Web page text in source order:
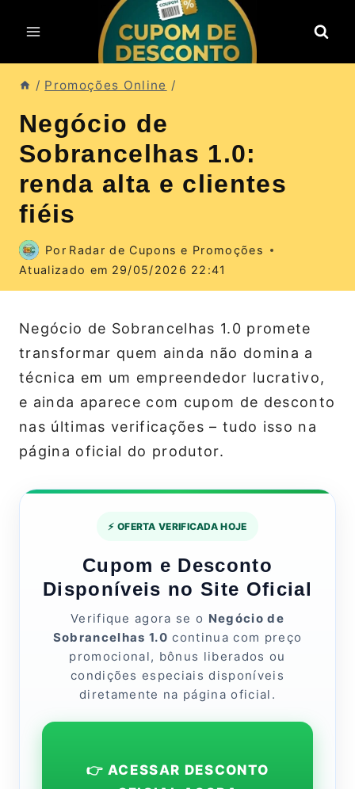
para
o
Conteúdo
/ Promoções Online /
Negócio de
Sobrancelhas 1.0:
renda alta e clientes
fiéis
Por Radar de Cupons e Promoções
Atualizado em 29/05/2026 22:41
Negócio de Sobrancelhas 1.0 promete
transformar quem ainda não domina a
técnica em um empreendedor lucrativo,
e ainda aparece com cupom de desconto
nas últimas verificações – tudo isso na
página oficial do produtor.
⚡ OFERTA VERIFICADA HOJE
Cupom e Desconto
Disponíveis no Site Oficial
Verifique agora se o Negócio de
Sobrancelhas 1.0 continua com preço
promocional, bônus liberados ou
condições especiais disponíveis
diretamente na página oficial.
👉 ACESSAR DESCONTO